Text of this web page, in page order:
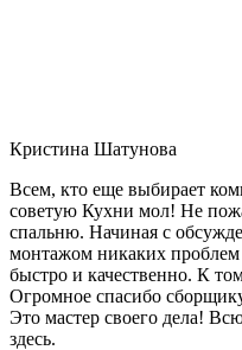
Кристина Шатунова
Всем, кто еще выбирает
советую Кухни мол! Не
спальню. Начиная с
монтажом никаких
быстро и качественно. К
Огромное спасибо
Это мастер своего дела!
здесь.